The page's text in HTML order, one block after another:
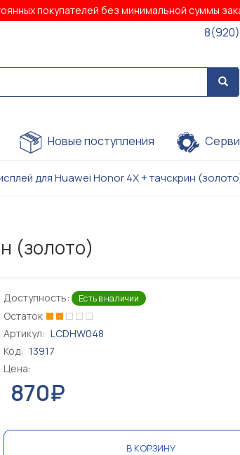
покупателей без минимальной суммы
Новые поступления
для Huawei Honor 4X + тачскрин
(золото)
Доступность: Есть в наличии
Остаток
Артикул: LCDHW048
Код: 13917
Цена:
870₽
В КОРЗИНУ